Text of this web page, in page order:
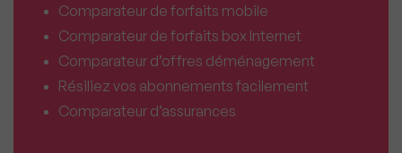
Comparateur de forfaits mobile
Comparateur de forfaits box Internet
Comparateur d’offres déménagement
Résiliez vos abonnements facilement
Comparateur d’assurances